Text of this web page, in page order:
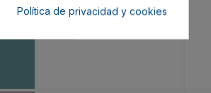
Política de privacidad y cookies